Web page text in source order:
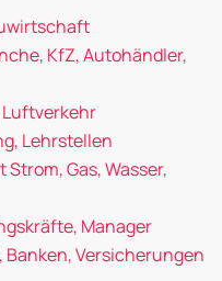
KfZ, Autohändler,
Luftverkehr
Lehrstellen
Gas, Wasser,
Manager
Versicherungen